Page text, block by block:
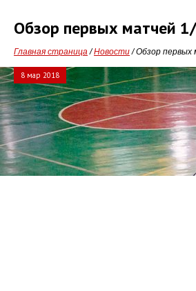
Обзор первых матчей
Главная страница/Новости/ Обзор первых
8 мар 2018